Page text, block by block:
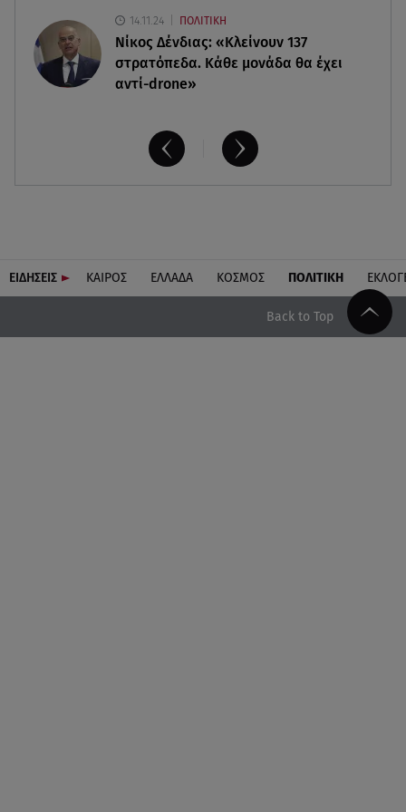
14.11.24 ΠΟΛΙΤΙΚΗ
Νίκος Δένδιας: «Κλείνουν 137
στρατόπεδα. Kάθε μονάδα θα έχει
αντί-drone»
ΕΙΔΗΣΕΙΣ ΚΑΙΡΟΣ ΕΛΛΑΔΑ ΚΟΣΜΟΣ ΠΟΛΙΤΙΚΗ
Back to Top